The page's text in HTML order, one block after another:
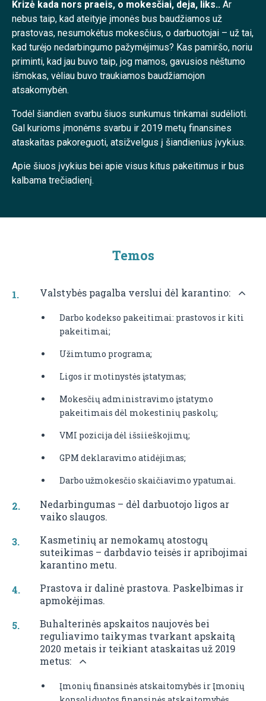
Krizė kada nors praeis, o mokesčiai, deja, liks.. Ar
nebus taip, kad ateityje įmonės bus baudžiamos už
prastovas, nesumokėtus mokesčius, o darbuotojai – už tai,
kad turėjo nedarbingumo pažymėjimus? Kas pamiršo, noriu
priminti, kad jau buvo taip, jog mamos, gavusios nėštumo
išmokas, vėliau buvo traukiamos baudžiamojon
atsakomybėn.
Todėl šiandien svarbu šiuos sunkumus tinkamai sudėlioti.
Gal kurioms įmonėms svarbu ir 2019 metų finansines
ataskaitas pakoreguoti, atsižvelgus į šiandienius įvykius.
Apie šiuos įvykius bei apie visus kitus pakeitimus ir bus
kalbama trečiadienį.
Temos
Valstybės pagalba verslui dėl karantino:
Darbo kodekso pakeitimai: prastovos ir kiti
pakeitimai;
Užimtumo programa;
Ligos ir motinystės įstatymas;
Mokesčių administravimo įstatymo
pakeitimais dėl mokestinių paskolų;
VMI pozicija dėl išsiieškojimų;
GPM deklaravimo atidėjimas;
Darbo užmokesčio skaičiavimo ypatumai.
Nedarbingumas – dėl darbuotojo ligos ar
vaiko slaugos.
Kasmetinių ar nemokamų atostogų
suteikimas – darbdavio teisės ir apribojimai
karantino metu.
Prastova ir dalinė prastova. Paskelbimas ir
apmokėjimas.
Buhalterinės apskaitos naujovės bei
reguliavimo taikymas tvarkant apskaitą
2020 metais ir teikiant ataskaitas už 2019
metus:
Įmonių finansinės atskaitomybės ir Įmonių